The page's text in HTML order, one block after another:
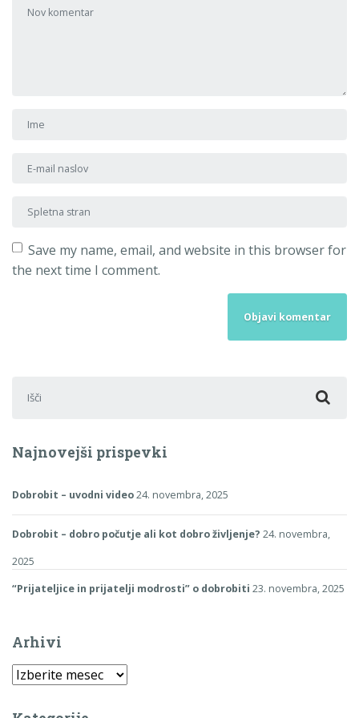
Ime in priimek
E-mail naslov
Spletna stran
Save my name, email, and website in this browser for
the next time I comment.
Najnovejši prispevki
Dobrobit – uvodni video24. novembra, 2025
Dobrobit – dobro počutje ali kot dobro življenje? 24. novembra,
2025
“Prijateljice in prijatelji modrosti” o dobrobiti 23. novembra, 2025
Arhivi
Arhivi